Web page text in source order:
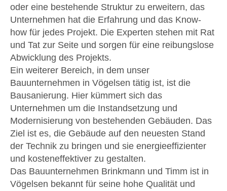
oder eine bestehende Struktur zu erweitern, das
Unternehmen hat die Erfahrung und das Know-
how für jedes Projekt. Die Experten stehen mit Rat
und Tat zur Seite und sorgen für eine reibungslose
Abwicklung des Projekts.
Ein weiterer Bereich, in dem unser
Bauunternehmen in Vögelsen tätig ist, ist die
Bausanierung. Hier kümmert sich das
Unternehmen um die Instandsetzung und
Modernisierung von bestehenden Gebäuden. Das
Ziel ist es, die Gebäude auf den neuesten Stand
der Technik zu bringen und sie energieeffizienter
und kosteneffektiver zu gestalten.
Das Bauunternehmen Brinkmann und Timm ist in
Vögelsen bekannt für seine hohe Qualität und